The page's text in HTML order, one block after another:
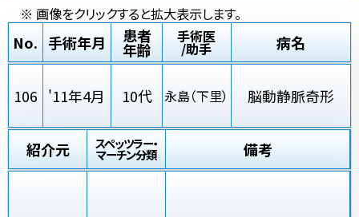
※ 画像をクリックすると拡大表示します。
No. 手術年月 患者
年齢
手術医
/助手 病名
106 '11年4月 10代 永島（下里） 脳動静脈奇形
紹介元 スペッツラー・
マーチン分類 備考